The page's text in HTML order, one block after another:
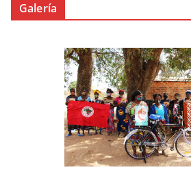
Galería